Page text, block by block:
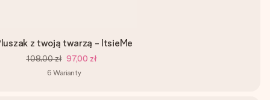
z twoją twarzą - ItsieMe
108,00 zł 97,00 zł
6 Warianty